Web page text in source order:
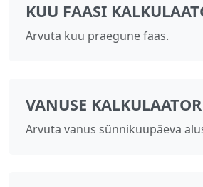
KUU FAASI
Arvuta kuu praegune faas.
VANUSE KALKULAATOR
Arvuta vanus sünnikuupäeva